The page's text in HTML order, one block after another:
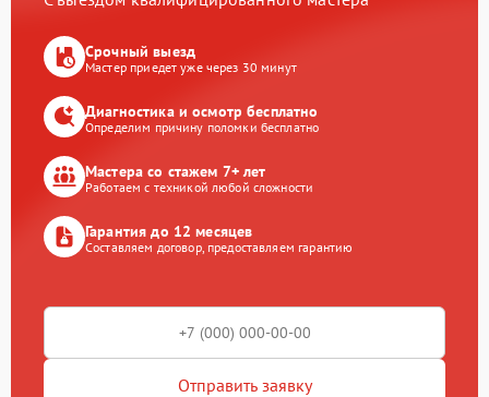
Срочный выезд
Мастер приедет уже через 30 минут
Диагностика и осмотр бесплатно
Определим причину поломки бесплатно
Мастера со стажем 7+ лет
Работаем с техникой любой сложности
Гарантия до 12 месяцев
Составляем договор, предоставляем гарантию
Отправить заявку